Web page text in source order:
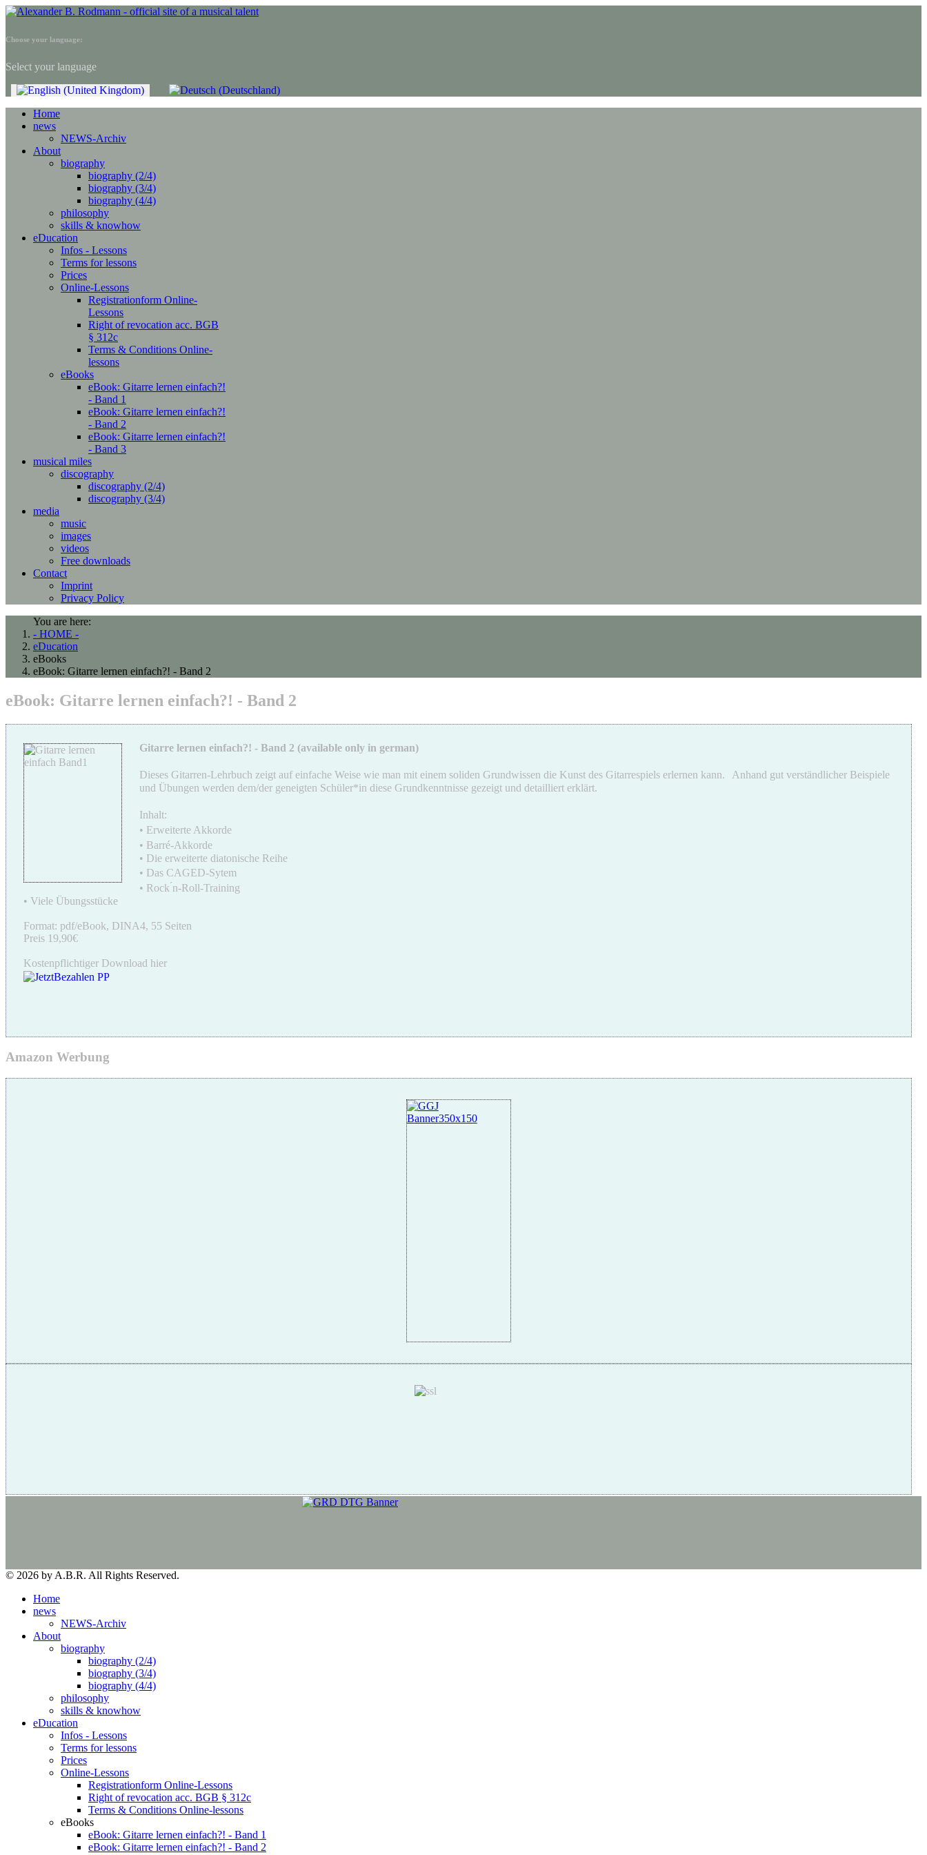
Choose your language:
Select your language
Home
news
NEWS-Archiv
About
biography
biography (2/4)
biography (3/4)
biography (4/4)
philosophy
skills & knowhow
eDucation
Infos - Lessons
Terms for lessons
Prices
Online-Lessons
Registrationform Online-
Lessons
Right of revocation acc. BGB
§ 312c
Terms & Conditions Online-
lessons
eBooks
eBook: Gitarre lernen einfach?!
- Band 1
eBook: Gitarre lernen einfach?!
- Band 2
eBook: Gitarre lernen einfach?!
- Band 3
musical miles
discography
discography (2/4)
discography (3/4)
media
music
images
videos
Free downloads
Contact
Imprint
Privacy Policy
You are here:
- HOME -
eDucation
eBooks
eBook: Gitarre lernen einfach?! - Band 2
eBook: Gitarre lernen einfach?! - Band 2
Gitarre lernen einfach?! - Band 2 (available only in german)
Dieses Gitarren-Lehrbuch zeigt auf einfache Weise wie man mit einem soliden Grundwissen die Kunst des Gitarrespiels erlernen kann. Anhand gut verständlicher Beispiele
und Übungen werden dem/der geneigten Schüler*in diese Grundkenntnisse gezeigt und detailliert erklärt.
Inhalt:
• Erweiterte Akkorde
• Barré-Akkorde
• Die erweiterte diatonische Reihe
• Das CAGED-Sytem
• Rock ́n-Roll-Training
• Viele Übungsstücke
Format: pdf/eBook, DINA4, 55 Seiten
Preis 19,90€
Kostenpflichtiger Download hier
Amazon Werbung
© 2026 by A.B.R. All Rights Reserved.
Home
news
NEWS-Archiv
About
biography
biography (2/4)
biography (3/4)
biography (4/4)
philosophy
skills & knowhow
eDucation
Infos - Lessons
Terms for lessons
Prices
Online-Lessons
Registrationform Online-Lessons
Right of revocation acc. BGB § 312c
Terms & Conditions Online-lessons
eBooks
eBook: Gitarre lernen einfach?! - Band 1
eBook: Gitarre lernen einfach?! - Band 2